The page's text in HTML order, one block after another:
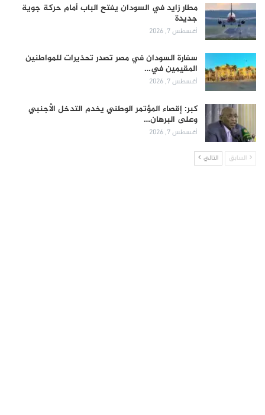
مطار زايد في السودان يفتح الباب أمام حركة جوية
جديدة
أغسطس 7, 2026
سفارة السودان في مصر تصدر تحذيرات للمواطنين
المقيمين في…
أغسطس 7, 2026
كبر: إقصاء المؤتمر الوطني يخدم التدخل الأجنبي
وعلى البرهان…
أغسطس 7, 2026
السابق التالي